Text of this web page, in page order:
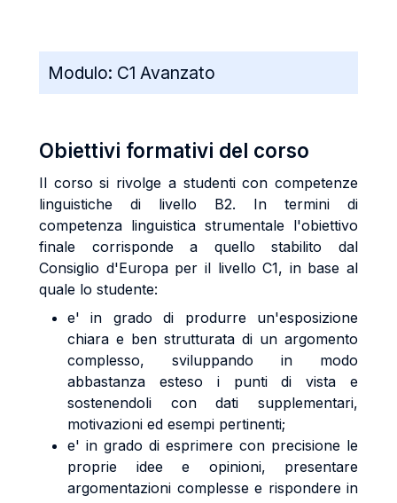
Modulo: C1 Avanzato
Obiettivi formativi del corso
Il corso si rivolge a studenti con competenze
linguistiche di livello B2. In termini di
competenza linguistica strumentale l'obiettivo
finale corrisponde a quello stabilito dal
Consiglio d'Europa per il livello C1, in base al
quale lo studente:
e' in grado di produrre un'esposizione
chiara e ben strutturata di un argomento
complesso, sviluppando in modo
abbastanza esteso i punti di vista e
sostenendoli con dati supplementari,
motivazioni ed esempi pertinenti;
e' in grado di esprimere con precisione le
proprie idee e opinioni, presentare
argomentazioni complesse e rispondere in